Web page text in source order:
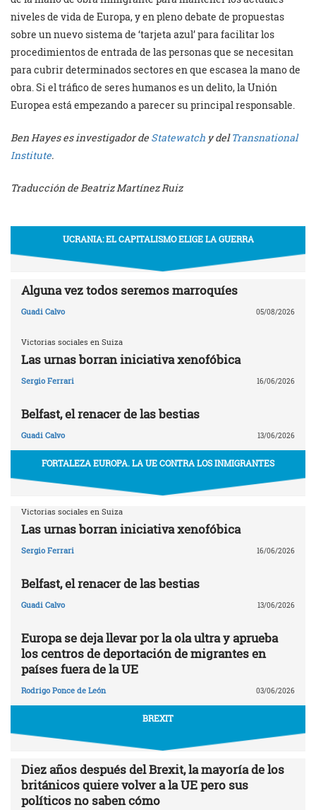
niveles de vida de Europa, y en pleno debate de propuestas
sobre un nuevo sistema de ‘tarjeta azul’ para facilitar los
procedimientos de entrada de las personas que se necesitan
para cubrir determinados sectores en que escasea la mano de
obra. Si el tráfico de seres humanos es un delito, la Unión
Europea está empezando a parecer su principal responsable.
Ben Hayes es investigador de Statewatch y delTransnational
Institute.
Traducción de Beatriz Martínez Ruiz
UCRANIA: EL CAPITALISMO ELIGE LA GUERRA
Alguna vez todos seremos marroquíes
Guadi Calvo 05/08/2026
Victorias sociales en Suiza
Las urnas borran iniciativa xenofóbica
Sergio Ferrari 16/06/2026
Belfast, el renacer de las bestias
Guadi Calvo 13/06/2026
FORTALEZA EUROPA. LA UE CONTRA LOS INMIGRANTES
Victorias sociales en Suiza
Las urnas borran iniciativa xenofóbica
Sergio Ferrari 16/06/2026
Belfast, el renacer de las bestias
Guadi Calvo 13/06/2026
Europa se deja llevar por la ola ultra y aprueba
los centros de deportación de migrantes en
países fuera de la UE
Rodrigo Ponce de León 03/06/2026
BREXIT
Diez años después del Brexit, la mayoría de los
británicos quiere volver a la UE pero sus
políticos no saben cómo